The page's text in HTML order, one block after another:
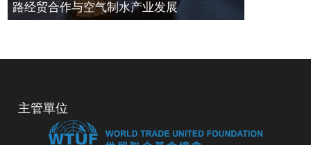
路经贸合作与空气制水产业发展
主管單位